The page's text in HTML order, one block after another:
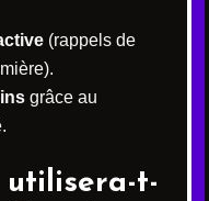
(rappels de
grâce au
utilisera-t-